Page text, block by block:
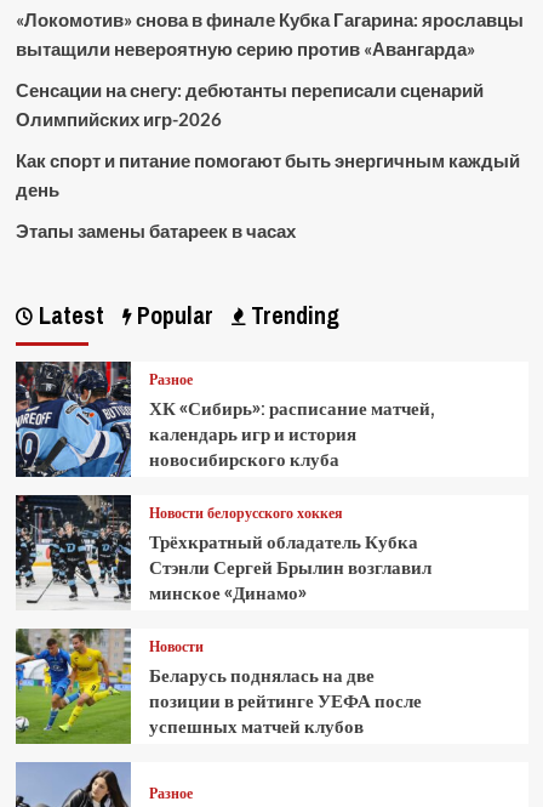
«Локомотив» снова в финале Кубка Гагарина: ярославцы
вытащили невероятную серию против «Авангарда»
Сенсации на снегу: дебютанты переписали сценарий
Олимпийских игр-2026
Как спорт и питание помогают быть энергичным каждый
день
Этапы замены батареек в часах
Latest Popular Trending
Разное
ХК «Сибирь»: расписание матчей,
календарь игр и история
новосибирского клуба
Новости белорусского хоккея
Трёхкратный обладатель Кубка
Стэнли Сергей Брылин возглавил
минское «Динамо»
Новости
Беларусь поднялась на две
позиции в рейтинге УЕФА после
успешных матчей клубов
Разное